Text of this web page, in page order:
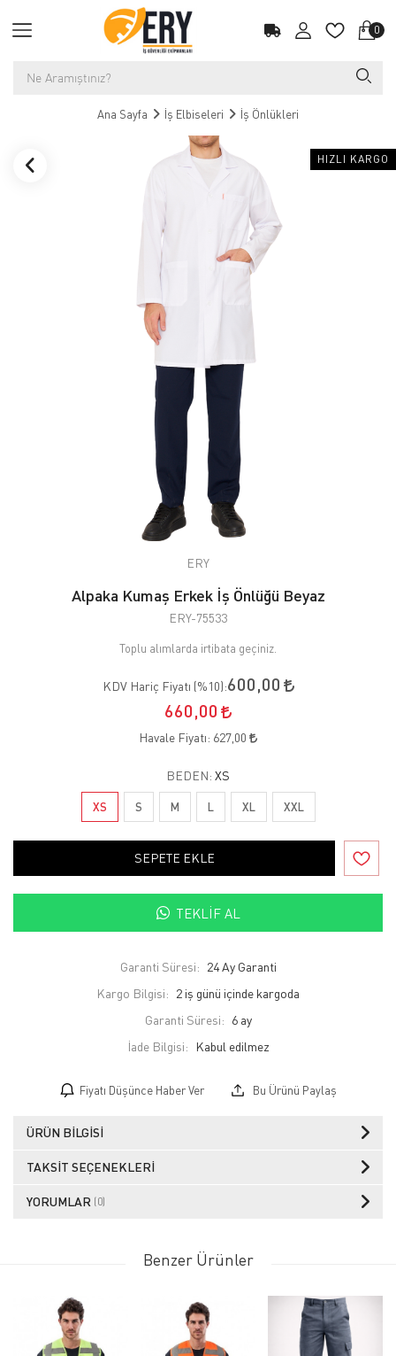
0
Ana Sayfa İş Elbiseleri İş Önlükleri
HIZLI KARGO
ERY
Alpaka Kumaş Erkek İş Önlüğü Beyaz
ERY-75533
Toplu alımlarda irtibata geçiniz.
KDV Hariç Fiyatı (%10):600,00
660,00
Havale Fiyatı: 627,00
BEDEN: XS
XS S M L XL XXL
SEPETE EKLE
TEKLIF AL
Garanti Süresi: 24 Ay Garanti
Kargo Bilgisi: 2 iş günü içinde kargoda
Garanti Süresi: 6 ay
İade Bilgisi:
Fiyatı Düşünce Haber Ver Bu Ürünü Paylaş
ÜRÜN BILGISI
TAKSIT SEÇENEKLERI
YORUMLAR (0)
Benzer Ürünler